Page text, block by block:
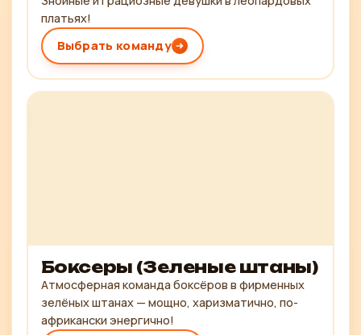
платьях!
Выбрать команду
Боксеры (Зеленые штаны)
Атмосферная команда боксёров в фирменных
зелёных штанах — мощно, харизматично, по-
африкански энергично!